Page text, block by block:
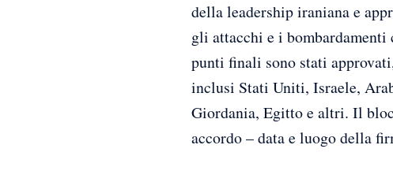
della leadership iraniana e
gli attacchi e i
punti finali sono stati
inclusi Stati Uniti, Israele,
Giordania, Egitto e altri. Il
accordo – data e luogo della